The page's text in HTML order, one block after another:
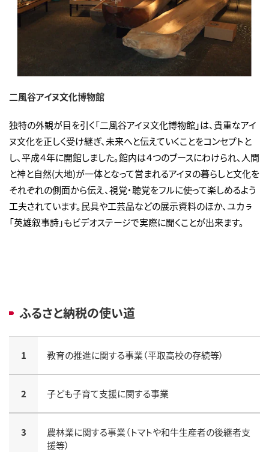
二風谷アイヌ文化博物館
独特の外観が目を引く「二風谷アイヌ文化博物館」は、貴重なアイ
ヌ文化を正しく受け継ぎ、未来へと伝えていくことをコンセプトと
し、平成４年に開館しました。館内は４つのブースにわけられ、人間
と神と自然(大地)が一体となって営まれるアイヌの暮らしと文化を
それぞれの側面から伝え、視覚・聴覚をフルに使って楽しめるよう
工夫されています。民具や工芸品などの展示資料のほか、ユカㇻ
「英雄叙事詩」もビデオステージで実際に聞くことが出来ます。
ふるさと納税の使い道
1 教育の推進に関する事業（平取高校の存続等）
2 子ども子育て支援に関する事業
3
農林業に関する事業（トマトや和牛生産者の後継者支
援等）